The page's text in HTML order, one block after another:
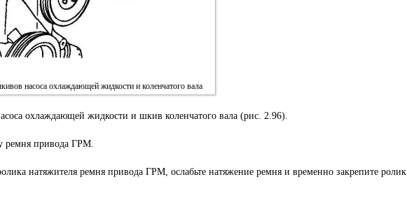
насоса охлаждающей жидкости и коленчатого вала
охлаждающей жидкости и шкив коленчатого вала (рис. 2.96).
ремня привода ГРМ.
натяжителя ремня привода ГРМ, ослабьте натяжение ремня и временно закрепите ролик